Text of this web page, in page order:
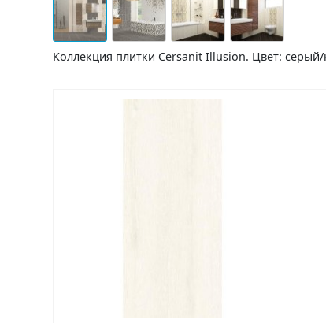
Коллекция плитки Cersanit Illusion. Цвет: